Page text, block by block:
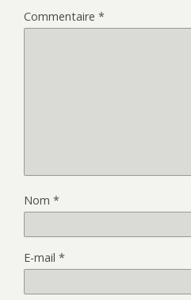
Commentaire *
Nom *
E-mail *